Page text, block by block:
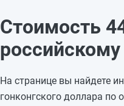
Стоимость
На странице вы найдете
гонконгского доллара